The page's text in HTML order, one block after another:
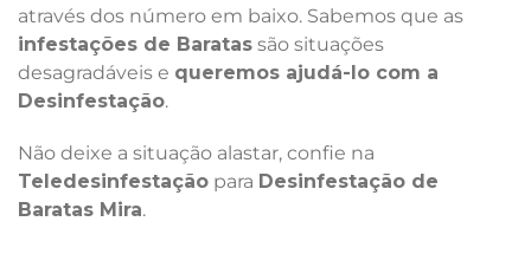
através dos número em baixo. Sabemos que as
infestações de Baratas são situações
desagradáveis e queremos ajudá-lo com a
Desinfestação.
Não deixe a situação alastar, confie na
Teledesinfestação para Desinfestação de
Baratas Mira.